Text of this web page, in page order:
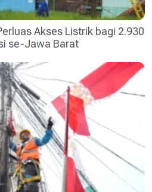
Akses Listrik bagi 2.930
se-Jawa Barat